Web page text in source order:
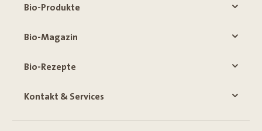
Bio-Produkte
Bio-Magazin
Bio-Rezepte
Kontakt & Services